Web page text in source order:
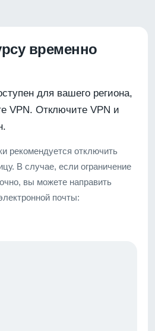
временно
для вашего региона,
VPN. Отключите VPN и
рекомендуется отключить
В случае, если ограничение
вы можете направить
почты: